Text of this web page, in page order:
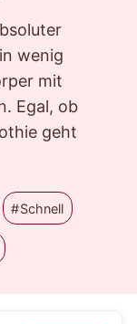
wenig
mit
Egal, ob
geht
Schnell